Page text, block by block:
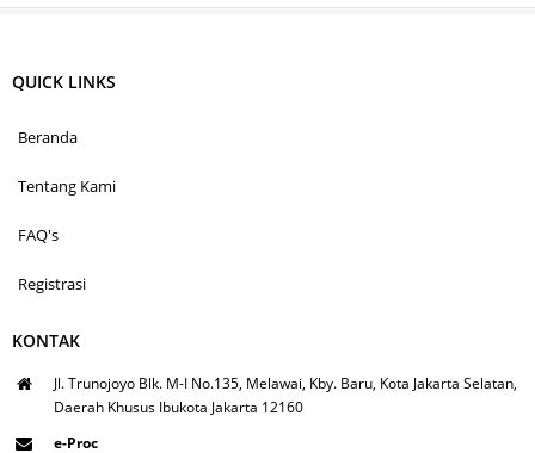
QUICK LINKS
Beranda
Tentang Kami
FAQ's
Registrasi
KONTAK
Jl. Trunojoyo Blk. M-I No.135, Melawai, Kby. Baru, Kota Jakarta Selatan,
Daerah Khusus Ibukota Jakarta 12160
e-Proc